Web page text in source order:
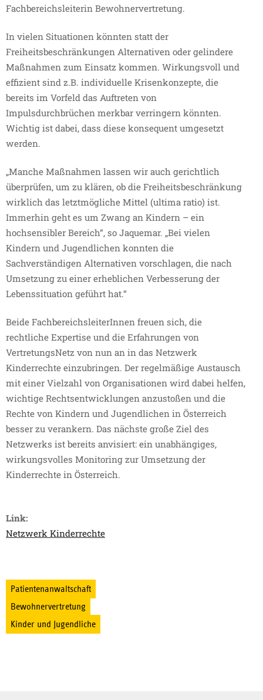
Fachbereichsleiterin Bewohnervertretung.
In vielen Situationen könnten statt der
Freiheitsbeschränkungen Alternativen oder gelindere
Maßnahmen zum Einsatz kommen. Wirkungsvoll und
effizient sind z.B. individuelle Krisenkonzepte, die
bereits im Vorfeld das Auftreten von
Impulsdurchbrüchen merkbar verringern könnten.
Wichtig ist dabei, dass diese konsequent umgesetzt
werden.
„Manche Maßnahmen lassen wir auch gerichtlich
überprüfen, um zu klären, ob die Freiheitsbeschränkung
wirklich das letztmögliche Mittel (ultima ratio) ist.
Immerhin geht es um Zwang an Kindern – ein
hochsensibler Bereich“, so Jaquemar. „Bei vielen
Kindern und Jugendlichen konnten die
Sachverständigen Alternativen vorschlagen, die nach
Umsetzung zu einer erheblichen Verbesserung der
Lebenssituation geführt hat.“
Beide FachbereichsleiterInnen freuen sich, die
rechtliche Expertise und die Erfahrungen von
VertretungsNetz von nun an in das Netzwerk
Kinderrechte einzubringen. Der regelmäßige Austausch
mit einer Vielzahl von Organisationen wird dabei helfen,
wichtige Rechtsentwicklungen anzustoßen und die
Rechte von Kindern und Jugendlichen in Österreich
besser zu verankern. Das nächste große Ziel des
Netzwerks ist bereits anvisiert: ein unabhängiges,
wirkungsvolles Monitoring zur Umsetzung der
Kinderrechte in Österreich.
Link:
Netzwerk Kinderrechte
Patientenanwaltschaft
Bewohnervertretung
Kinder und Jugendliche